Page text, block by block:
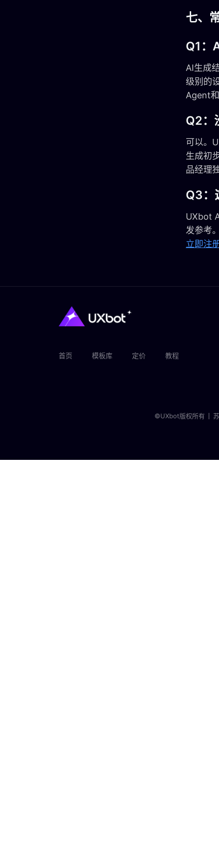
七、
Q1：
AI生成
级别的
Agent
Q2：
可以。
生成初
品经理
Q3：
UXbot
发参考
立即注
首页 模板库 定价 教程
©UXbot版权所有